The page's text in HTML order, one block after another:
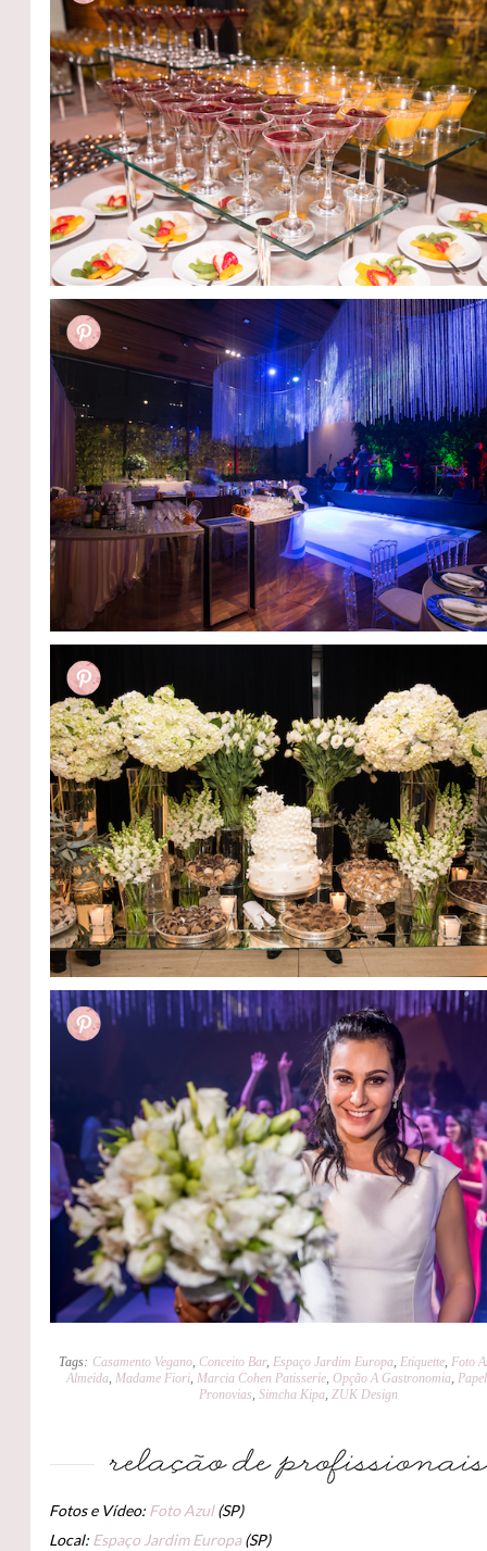
Tags: Casamento Vegano, Conceito Bar,Espaço Jardim Europa,Etiquette,Foto
Almeida, Madame Fiori, Marcia Cohen Patisserie, Opção A Gastronomia,
Pronovias,Simcha Kipa,ZUK Design
Fotos e Vídeo: Foto Azul(SP)
Local: Espaço Jardim Europa(SP)